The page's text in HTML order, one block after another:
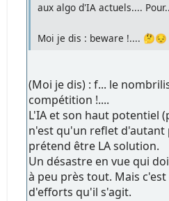
aux algo d'IA actuels....
Moi je dis : beware !.... 🤔😔
(Moi je dis) : f... le
compétition !....
L'IA et son haut potentiel
n'est qu'un reflet
prétend être LA solution.
Un désastre en vue qui
à peu près tout. Mais
d'efforts qu'il s'agit.